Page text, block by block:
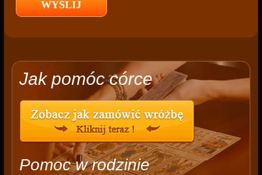
Jak pomóc córce
Pomoc w rodzinie